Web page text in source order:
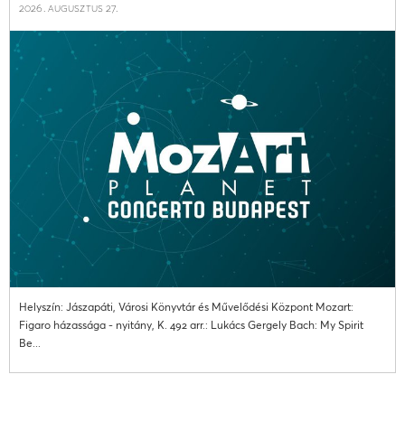
2026. augusztus 27.
Helyszín: Jászapáti, Városi Könyvtár és Művelődési Központ Mozart:
Figaro házassága - nyitány, K. 492 arr.: Lukács Gergely Bach: My Spirit
Be...